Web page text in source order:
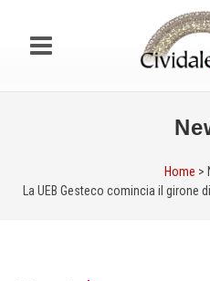
Home >
La UEB Gesteco comincia il girone